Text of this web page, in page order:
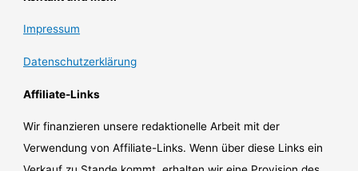
Impressum
Datenschutzerklärung
Affiliate-Links
Wir finanzieren unsere redaktionelle Arbeit mit der
Verwendung von Affiliate-Links. Wenn über diese Links ein